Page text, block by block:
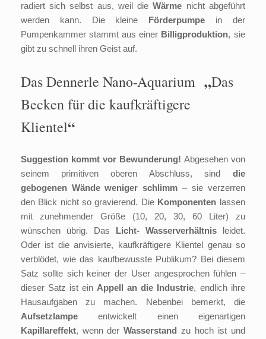
radiert sich selbst aus, weil die Wärme nicht abgeführt
werden kann. Die kleine Förderpumpe in der
Pumpenkammer stammt aus einer Billigproduktion, sie
gibt zu schnell ihren Geist auf.
Das Dennerle Nano-Aquarium „Das
Becken für die kaufkräftigere
Klientel“
Suggestion kommt vor Bewunderung! Abgesehen von
seinem primitiven oberen Abschluss, sind die
gebogenen Wände weniger schlimm – sie verzerren
den Blick nicht so gravierend. Die Komponenten lassen
mit zunehmender Größe (10, 20, 30, 60 Liter) zu
wünschen übrig. Das Licht- Wasserverhältnis leidet.
Oder ist die anvisierte, kaufkräftigere Klientel genau so
verblödet, wie das kaufbewusste Publikum? Bei diesem
Satz sollte sich keiner der User angesprochen fühlen –
dieser Satz ist ein Appell an die Industrie, endlich ihre
Hausaufgaben zu machen. Nebenbei bemerkt, die
Aufsetzlampe entwickelt einen eigenartigen
Kapillareffekt, wenn der Wasserstand zu hoch ist und